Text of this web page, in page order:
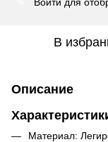
В
Описание
Материал: